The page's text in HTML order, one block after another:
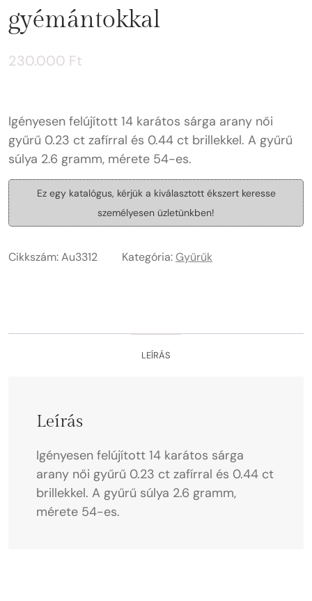
gyémántokkal
230.000 Ft
Igényesen felújított 14 karátos sárga arany női
gyűrű 0.23 ct zafírral és 0.44 ct brillekkel. A gyűrű
súlya 2.6 gramm, mérete 54-es.
Ez egy katalógus, kérjük a kiválasztott ékszert keresse
személyesen üzletünkben!
Cikkszám:Au3312 Kategória:Gyűrűk
LEÍRÁS
Leírás
Igényesen felújított 14 karátos sárga
arany női gyűrű 0.23 ct zafírral és 0.44 ct
brillekkel. A gyűrű súlya 2.6 gramm,
mérete 54-es.